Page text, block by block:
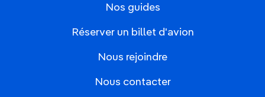
Nos guides
Réserver un billet d'avion
Nous rejoindre
Nous contacter